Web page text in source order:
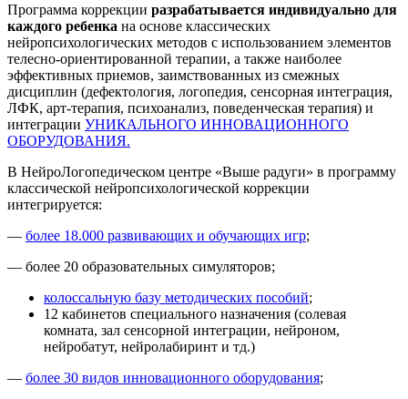
Программа коррекции разрабатывается индивидуально для
каждого ребенка на основе классических
нейропсихологических методов с использованием элементов
телесно-ориентированной терапии, а также наиболее
эффективных приемов, заимствованных из смежных
дисциплин (дефектология, логопедия, сенсорная интеграция,
ЛФК, арт-терапия, психоанализ, поведенческая терапия) и
интеграции УНИКАЛЬНОГО ИННОВАЦИОННОГО
ОБОРУДОВАНИЯ.
В НейроЛогопедическом центре «Выше радуги» в программу
классической нейропсихологической коррекции
интегрируется:
— более 18.000 развивающих и обучающих игр;
— более 20 образовательных симуляторов;
колоссальную базу методических пособий;
12 кабинетов специального назначения (солевая
комната, зал сенсорной интеграции, нейроном,
нейробатут, нейролабиринт и тд.)
— более 30 видов инновационного оборудования;